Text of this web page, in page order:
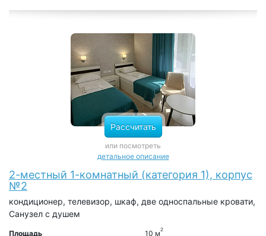
Рассчитать
или посмотреть
детальное описание
2-местный 1-комнатный (категория 1), корпус
№2
кондиционер, телевизор, шкаф, две односпальные кровати,
Санузел с душем
Площадь 10 м2